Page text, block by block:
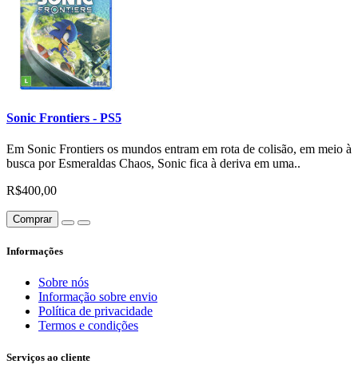
Sonic Frontiers - PS5
Em Sonic Frontiers os mundos entram em rota de colisão, em meio à
busca por Esmeraldas Chaos, Sonic fica à deriva em uma..
R$400,00
Comprar
Informações
Sobre nós
Informação sobre envio
Política de privacidade
Termos e condições
Serviços ao cliente